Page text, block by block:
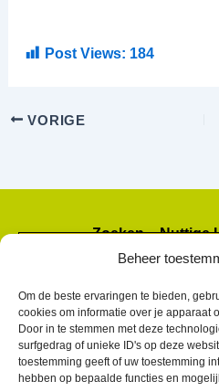
Beheer
Om de beste ervaringen te bieden,
cookies om informatie over je apparaat
Door in te stemmen met deze
surfgedrag of unieke ID's op deze
toestemming geeft of uw toestemming
hebben op bepaalde functies en
Post Views: 184
VORIGE
Zoeken – Nuttige